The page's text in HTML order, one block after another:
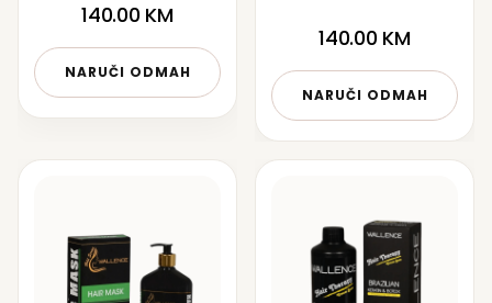
140.00 KM
NARUČI ODMAH
140.00 KM
NARUČI ODMAH